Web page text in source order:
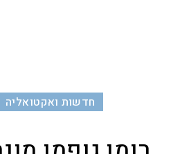
חדשות ואקטואליה